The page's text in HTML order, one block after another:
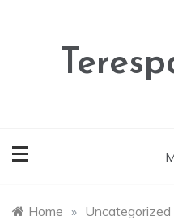
Home » Uncategorized